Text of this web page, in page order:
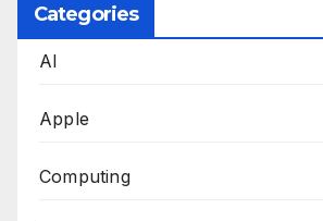
Categories
AI
Apple
Computing